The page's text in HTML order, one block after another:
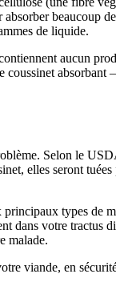
beaucoup
de liquide.
aucun
coussinet
Selon le
elles seront
types de
dans votre tractus
malade.
viande, en